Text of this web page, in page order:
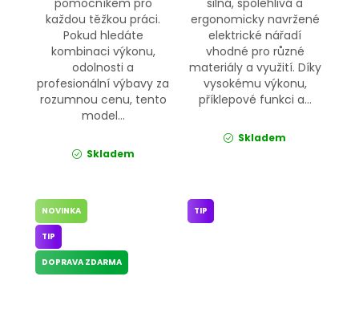
pomocníkem pro
každou těžkou práci.
Pokud hledáte
kombinaci výkonu,
odolnosti a
profesionální výbavy za
rozumnou cenu, tento
model...
Skladem
silná, spolehlivá a
ergonomicky navržené
elektrické nářadí
vhodné pro různé
materiály a využití. Díky
vysokému výkonu,
příklepové funkci a...
Skladem
NOVINKA
TIP
DOPRAVA ZDARMA
TIP